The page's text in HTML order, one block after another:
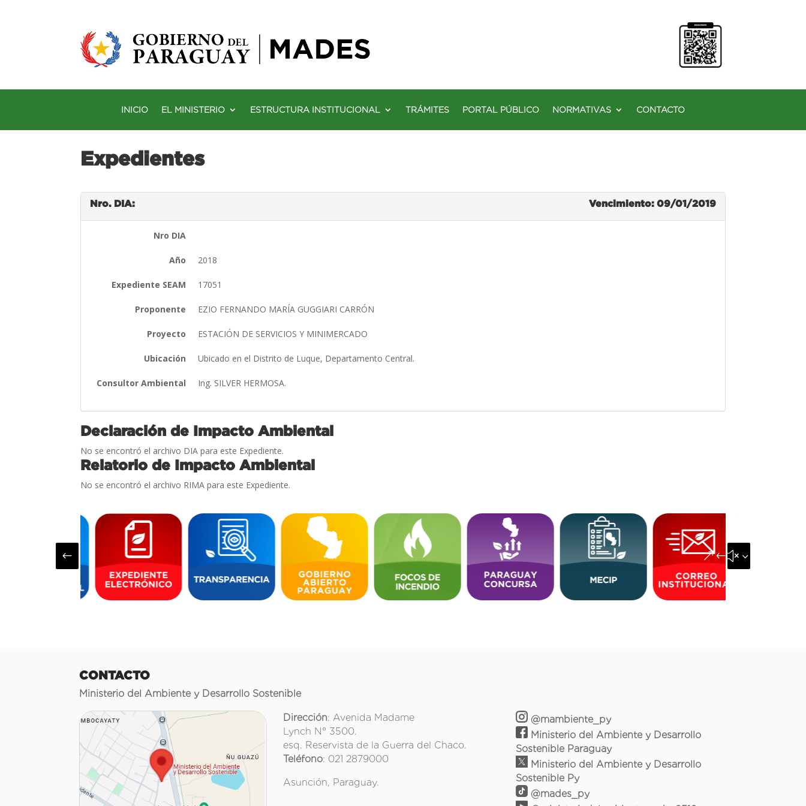
INICIO EL MINISTERIO ESTRUCTURA INSTITUCIONAL TRÁMITES PORTAL PÚBLICO NORMATIVAS CONTACTO
Expedientes
Nro. DIA: Vencimiento: 09/01/2019
Nro DIA
Año 2018
Expediente SEAM 17051
Proponente EZIO FERNANDO MARÍA GUGGIARI CARRÓN
Proyecto ESTACIÓN DE SERVICIOS Y MINIMERCADO
Ubicación Ubicado en el Distrito de Luque, Departamento Central.
Consultor Ambiental Ing. SILVER HERMOSA.
Declaración de Impacto Ambiental
No se encontró el archivo DIA para este Expediente.
Relatorio de Impacto Ambiental
No se encontró el archivo RIMA para este Expediente.
# &#x35;
CONTACTO
Ministerio del Ambiente y Desarrollo Sostenible
Dirección: Avenida Madame
Lynch N° 3500.
esq. Reservista de la Guerra del Chaco.
Teléfono: 021 2879000
Asunción, Paraguay.
@mambiente_py
Ministerio del Ambiente y Desarrollo
Sostenible Paraguay
Ministerio del Ambiente y Desarrollo
Sostenible Py
@mades_py